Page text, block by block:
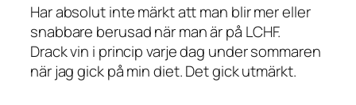
Har absolut inte märkt att man blir mer eller
snabbare berusad när man är på LCHF.
Drack vin i princip varje dag under sommaren
när jag gick på min diet. Det gick utmärkt.